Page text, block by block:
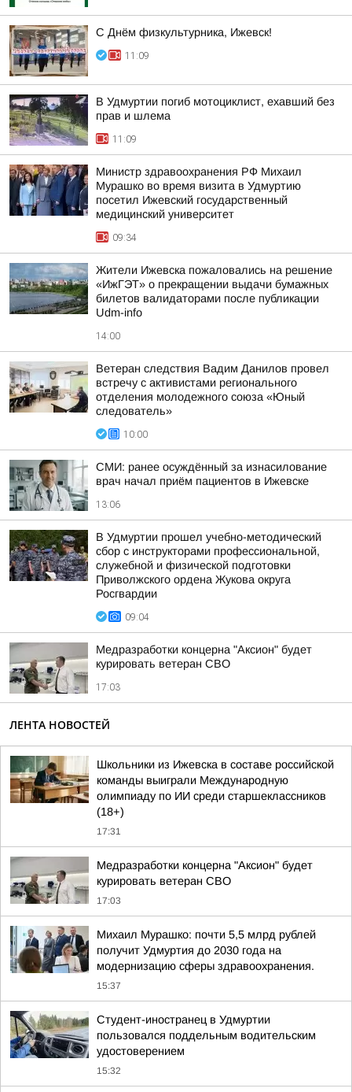
С Днём физкультурника, Ижевск!
11:09
В Удмуртии погиб мотоциклист, ехавший без
прав и шлема
11:09
Министр здравоохранения РФ Михаил
Мурашко во время визита в Удмуртию
посетил Ижевский государственный
медицинский университет
09:34
Жители Ижевска пожаловались на решение
«ИжГЭТ» о прекращении выдачи бумажных
билетов валидаторами после публикации
Udm-info
14:00
Ветеран следствия Вадим Данилов провел
встречу с активистами регионального
отделения молодежного союза «Юный
следователь»
10:00
СМИ: ранее осуждённый за изнасилование
врач начал приём пациентов в Ижевске
13:06
В Удмуртии прошел учебно-методический
сбор с инструкторами профессиональной,
служебной и физической подготовки
Приволжского ордена Жукова округа
Росгвардии
09:04
Медразработки концерна "Аксион" будет
курировать ветеран СВО
17:03
ЛЕНТА НОВОСТЕЙ
Школьники из Ижевска в составе российской
команды выиграли Международную
олимпиаду по ИИ среди старшеклассников
(18+)
17:31
Медразработки концерна "Аксион" будет
курировать ветеран СВО
17:03
Михаил Мурашко: почти 5,5 млрд рублей
получит Удмуртия до 2030 года на
модернизацию сферы здравоохранения.
15:37
Студент-иностранец в Удмуртии
пользовался поддельным водительским
удостоверением
15:32